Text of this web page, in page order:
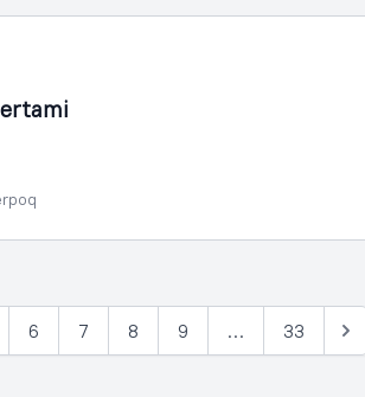
6 7 8 9 … 33
Tullia